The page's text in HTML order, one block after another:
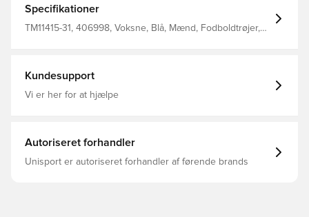
eller jubler fra tribunen. Regelmæssig pasform Fremstillet
af 100% polyester
Specifikationer
TM11415-31, 406998, Voksne, Blå, Mænd, Fodboldtrøjer,
Kundesupport
Vi er her for at hjælpe
Autoriseret forhandler
Unisport er autoriseret forhandler af førende brands